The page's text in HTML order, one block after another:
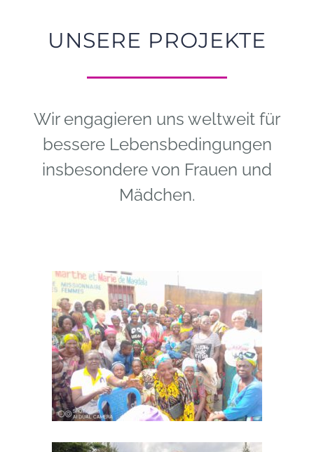
UNSERE PROJEKTE
Wir engagieren uns weltweit für
bessere Lebensbedingungen
insbesondere von Frauen und
Mädchen.